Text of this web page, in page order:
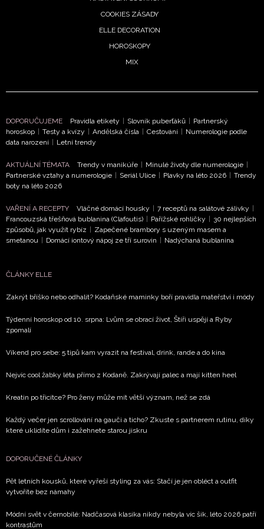
soukromí BurdaMedia Extra s.r.o.
COOKIES ZÁSADY
ELLE DECORATION
HOROSKOPY
MIX
DOPORUČUJEME Pravidla etikety Slovník puberťáků
Partnerský
horoskop
Testy a kvízy Andělská čísla Cestování
Numerologie podle
data narození
Letní trendy
AKTUÁLNÍ TÉMATA Trendy v manikúře Minulé životy dle numerologie
Partnerské vztahy a numerologie
Seriál Ulice Plavky na léto 2026
Trendy
boty na léto 2026
VAŘENÍ A RECEPTY Vláčné domácí housky 7 receptů na salátové zálivky
Francouzská třešňová bublanina (Clafoutis)
Pařížské rohlíčky
30 nejlepších
způsobů, jak využít rybíz
Zapečené brambory s uzeným masem a
smetanou
Domácí iontový nápoj ze tří surovin Nadýchaná bublanina
ČLÁNKY ELLE
Zakrýt bříško nebo odhalit? Kodaňské maminky boří pravidla mateřství i módy
Týdenní horoskop od 10. srpna: Lvům se obrací život, Štíři uspějí a Ryby
zpomalí
Víkend pro sebe: 5 tipů kam vyrazit na festival, drink, rande a do kina
Nejvíc cool žabky léta přímo z Kodaně. Zakrývají palec a mají kitten heel
Kreatin po třicítce? Pro ženy může mít větší význam, než se zdá
Každý večer jen scrollování na gauči a ticho? Zkuste s partnerem rutinu, díky
které uklidíte dům i zažehnete starou jiskru
DOPORUČENÉ ČLÁNKY
Pět letních kousků, které vyřeší styling za vás: Stačí je jen obléct a outfit
vytvoříte bez námahy
Módní svět v černobílé: Nadčasová klasika nikdy nebyla víc šik, léto 2026 patří
kontrastům